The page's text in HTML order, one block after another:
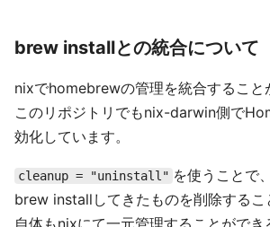
brew installとの統合について
nixでhomebrewの管理を統合すること
このリポジトリでもnix-darwin側で
効化しています。
cleanup = "uninstall" を使うことで
brew installしてきたものを削除する
自体もnixにて一元管理することがで